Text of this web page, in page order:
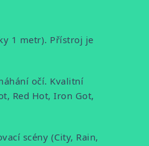
1 metr). Přístroj je
očí. Kvalitní
Red Hot, Iron Got,
scény (City, Rain,